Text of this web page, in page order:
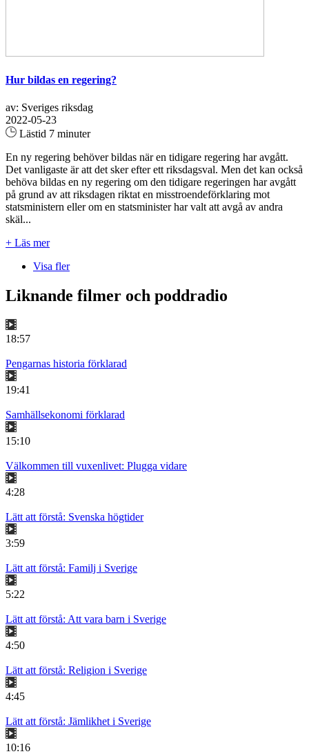
Hur bildas en regering?
av: Sveriges riksdag
2022-05-23
Lästid 7 minuter
En ny regering behöver bildas när en tidigare regering har avgått.
Det vanligaste är att det sker efter ett riksdagsval. Men det kan också
behöva bildas en ny regering om den tidigare regeringen har avgått
på grund av att riksdagen riktat en misstroendeförklaring mot
statsministern eller om en statsminister har valt att avgå av andra
skäl...
+ Läs mer
Visa fler
Liknande filmer och poddradio
18:57
Pengarnas historia förklarad
19:41
Samhällsekonomi förklarad
15:10
Välkommen till vuxenlivet: Plugga vidare
4:28
Lätt att förstå: Svenska högtider
3:59
Lätt att förstå: Familj i Sverige
5:22
Lätt att förstå: Att vara barn i Sverige
4:50
Lätt att förstå: Religion i Sverige
4:45
Lätt att förstå: Jämlikhet i Sverige
10:16